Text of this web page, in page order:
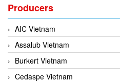
Producers
AIC Vietnam
Assalub Vietnam
Burkert Vietnam
Cedaspe Vietnam